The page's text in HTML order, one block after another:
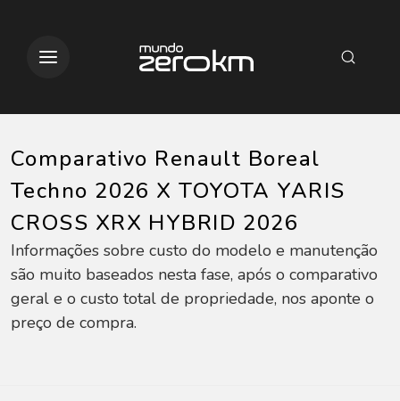
Comparativo Renault Boreal
Techno 2026 X TOYOTA YARIS
CROSS XRX HYBRID 2026
Informações sobre custo do modelo e manutenção
são muito baseados nesta fase, após o comparativo
geral e o custo total de propriedade, nos aponte o
preço de compra.